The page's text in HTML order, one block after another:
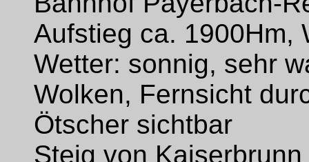
Aufstieg ca. 1900Hm,
Wetter: sonnig, sehr
Wolken, Fernsicht
Ötscher sichtbar
Steig von